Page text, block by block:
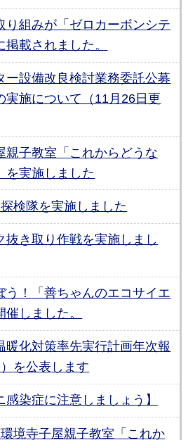
り組みが「ゼロカーボンシテ
載されました。
ー設備改良検討業務委託公募
実施について（11月26日更
親子教室「これからどうな
を実施しました
検隊を実施しました
抜き取り作戦を実施しまし
う！「善ちゃんのエコサイエ
しました。
暖化対策率先実行計画年次報
を公表します
感染症に注意しましょう】
境寺子屋親子教室「これか